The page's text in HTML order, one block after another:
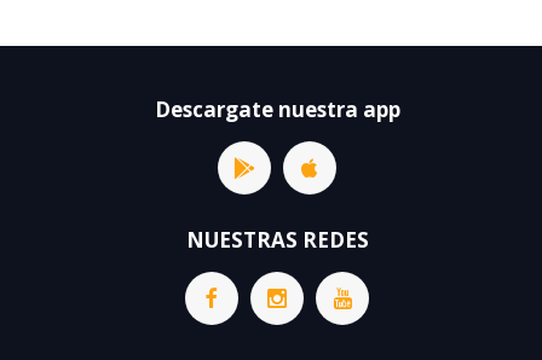
Descargate nuestra app
NUESTRAS REDES